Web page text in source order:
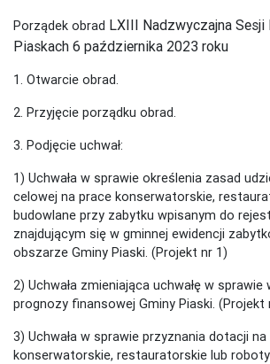
Porządek obrad LXIII Nadzwyczajna Sesji
Piaskach 6 października 2023 roku
1. Otwarcie obrad.
2. Przyjęcie porządku obrad.
3. Podjęcie uchwał:
1) Uchwała w sprawie określenia zasad
celowej na prace konserwatorskie,
budowlane przy zabytku wpisanym do
znajdującym się w gminnej ewidencji
obszarze Gminy Piaski. (Projekt nr 1)
2) Uchwała zmieniająca uchwałę w sprawie
prognozy finansowej Gminy Piaski. (Projekt
3) Uchwała w sprawie przyznania dotacji
konserwatorskie, restauratorskie lub